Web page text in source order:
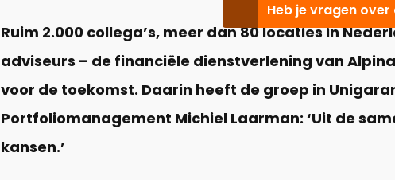
Ruim 2.000 collega’s, meer dan 80 locaties in
adviseurs – de financiële dienstverlening van
voor de toekomst. Daarin heeft de groep in
Portfoliomanagement Michiel Laarman: ‘Uit de
kansen.’
Heb je vragen